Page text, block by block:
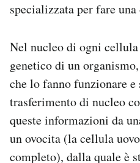
specializzata per fare una
Nel nucleo di ogni
genetico di un
che lo fanno funzionare
trasferimento di nucleo
queste informazioni da
un ovocita (la cellula
completo), dalla quale è